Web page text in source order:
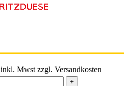
inkl. Mwst zzgl. Versandkosten
+